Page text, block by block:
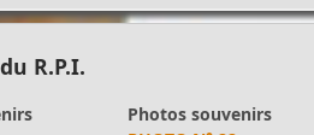
R.P.I.
Photos souvenirs